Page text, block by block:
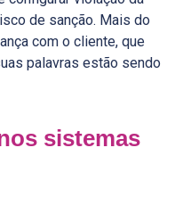
de sanção. Mais do
com o cliente, que
palavras estão sendo
sistemas